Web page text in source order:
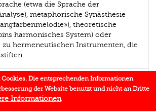
(etwa die Sprache der
metaphorische Synästhesie
theoretische
harmonisches System) oder
zu hermeneutischen Instrumenten, die
Cookies. Die entsprechenden Informationen
der Website benutzt und nicht an Dritte
Informationen